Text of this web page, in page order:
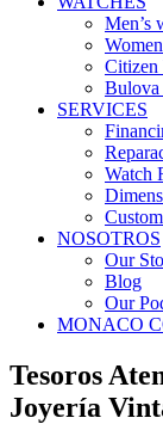
Men’s
Citizen
Bulova
SERVICES
Watch
NOSOTROS
Our
Blog
Our
MONACO
Tesoros
Joyería